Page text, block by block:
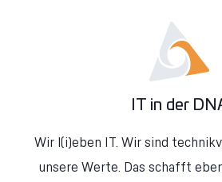
IT in der
Wir l(i)eben IT. Wir sind
unsere Werte. Das schafft